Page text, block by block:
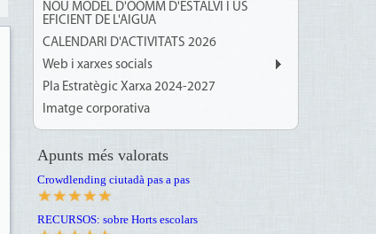
NOU MODEL D'OOMM D'ESTALVI I ÚS
EFICIENT DE L'AIGUA
CALENDARI D'ACTIVITATS 2026
Web i xarxes socials
Pla Estratègic Xarxa 2024-2027
Imatge corporativa
Apunts més valorats
Crowdlending ciutadà pas a pas
RECURSOS: sobre Horts escolars